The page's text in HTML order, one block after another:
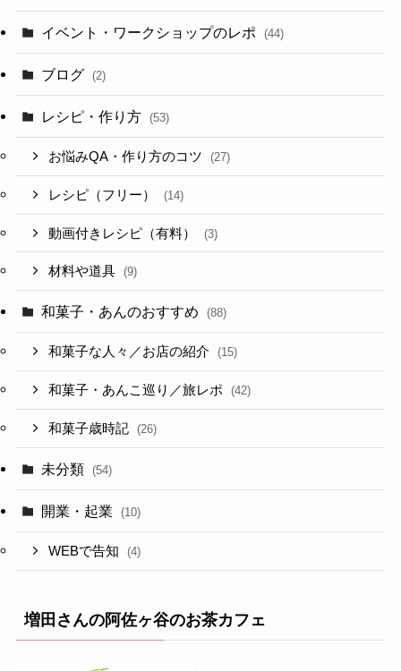
イベント・ワークショップのレポ (44)
ブログ (2)
レシピ・作り方 (53)
お悩みQA・作り方のコツ (27)
レシピ（フリー） (14)
動画付きレシピ（有料） (3)
材料や道具 (9)
和菓子・あんのおすすめ (88)
和菓子な人々／お店の紹介 (15)
和菓子・あんこ巡り／旅レポ (42)
和菓子歳時記 (26)
未分類 (54)
開業・起業 (10)
WEBで告知 (4)
増田さんの阿佐ヶ谷のお茶カフェ